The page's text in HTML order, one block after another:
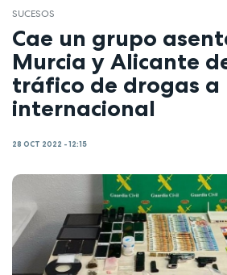
SUCESOS
Cae un grupo
Murcia y Alicante
tráfico de drogas a
internacional
28 OCT 2022 - 12:15